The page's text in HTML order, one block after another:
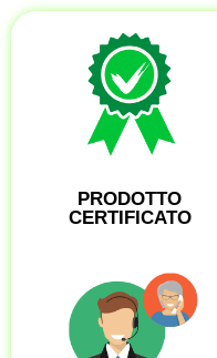
PRODOTTO
CERTIFICATO